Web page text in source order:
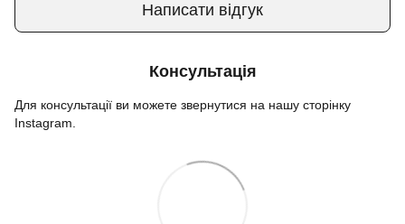
Написати відгук
Консультація
Для консультації ви можете звернутися на нашу сторінку
Instagram.